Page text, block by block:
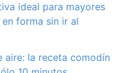
ideal para mayores
forma sin ir al
aire: la receta comodín